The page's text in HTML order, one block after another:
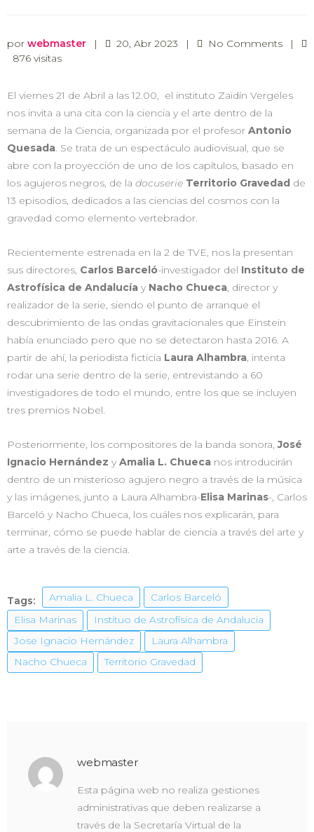
por webmaster | 20, Abr 2023 | No Comments
|
876 visitas
El viernes 21 de Abril a las 12.00, el instituto Zaidín Vergeles
nos invita a una cita con la ciencia y el arte dentro de la
semana de la Ciencia, organizada por el profesor Antonio
Quesada . Se trata de un espectáculo audiovisual, que se
abre con la proyección de uno de los capítulos, basado en
los agujeros negros, de la docuserie Territorio Gravedad de
13 episodios, dedicados a las ciencias del cosmos con la
gravedad como elemento vertebrador.
Recientemente estrenada en la 2 de TVE, nos la presentan
sus directores, Carlos Barceló-investigador del Instituto de
Astrofísica de Andalucía y Nacho Chueca , director y
realizador de la serie, siendo el punto de arranque el
descubrimiento de las ondas gravitacionales que Einstein
había enunciado pero que no se detectaron hasta 2016. A
partir de ahí, la periodista ficticia Laura Alhambra , intenta
rodar una serie dentro de la serie, entrevistando a 60
investigadores de todo el mundo, entre los que se incluyen
tres premios Nobel.
Posteriormente, los compositores de la banda sonora, José
Ignacio Hernández y Amalia L. Chueca nos introducirán
dentro de un misterioso agujero negro a través de la música
y las imágenes, junto a Laura Alhambra-Elisa Marinas-, Carlos
Barceló y Nacho Chueca, los cuáles nos explicarán, para
terminar, cómo se puede hablar de ciencia a través del arte y
arte a través de la ciencia.
Tags: Amalia L. Chueca
Carlos Barceló
Elisa Marinas
Instituo de Astrofísica de Andalucia
Jose Ignacio Hernández
Laura Alhambra
Nacho Chueca
Territorio Gravedad
webmaster
Esta página web no realiza gestiones
administrativas que deben realizarse a
través de la Secretaría Virtual de la